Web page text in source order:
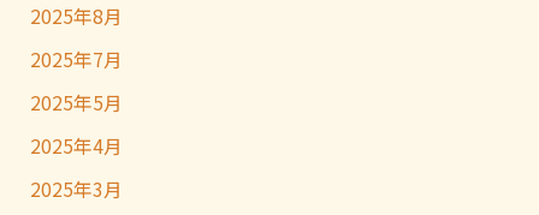
2025年8月
2025年7月
2025年5月
2025年4月
2025年3月